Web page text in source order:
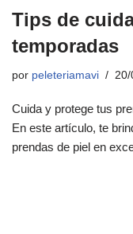
Tips de
temporadas
por peleteriamavi 20/
Cuida y protege tus
En este artículo, te
prendas de piel en